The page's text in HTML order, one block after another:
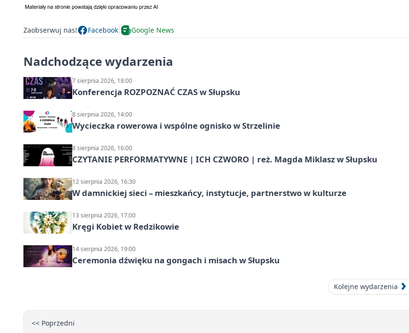
Zaobserwuj nas! Facebook Google News
Nadchodzące wydarzenia
7 sierpnia 2026, 18:00
Konferencja ROZPOZNAĆ CZAS w Słupsku
8 sierpnia 2026, 14:00
Wycieczka rowerowa i wspólne ognisko w Strzelinie
8 sierpnia 2026, 16:00
CZYTANIE PERFORMATYWNE | ICH CZWORO | reż. Magda Miklasz w Słupsku
12 sierpnia 2026, 16:30
W damnickiej sieci – mieszkańcy, instytucje, partnerstwo w kulturze
13 sierpnia 2026, 17:00
Kręgi Kobiet w Redzikowie
14 sierpnia 2026, 19:00
Ceremonia dźwięku na gongach i misach w Słupsku
Kolejne wydarzenia
<< Poprzedni